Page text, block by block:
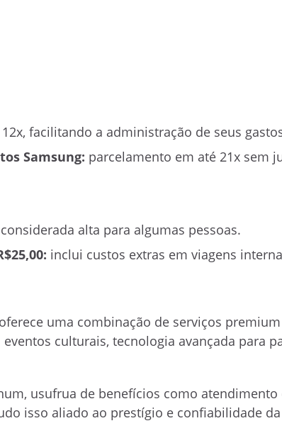
facilitando a administração de seus
Samsung: parcelamento em até 21x sem
alta para algumas pessoas.
inclui custos extras em viagens
uma combinação de serviços
culturais, tecnologia avançada para
usufrua de benefícios como atendimento
isso aliado ao prestígio e confiabilidade